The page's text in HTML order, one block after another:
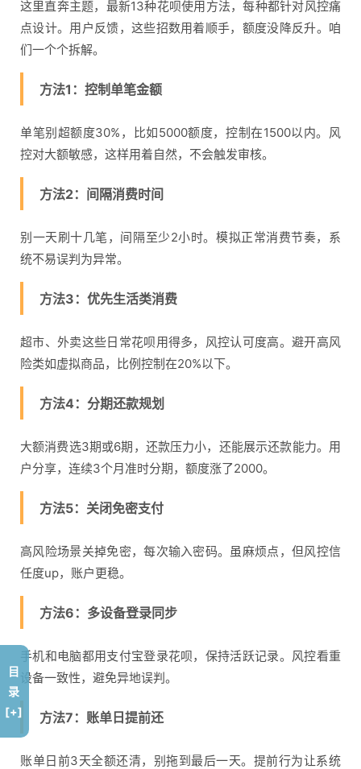
这里直奔主题，最新13种花呗使用方法，每种都针对风控痛
点设计。用户反馈，这些招数用着顺手，额度没降反升。咱
们一个个拆解。
方法1：控制单笔金额
单笔别超额度30%，比如5000额度，控制在1500以内。风
控对大额敏感，这样用着自然，不会触发审核。
方法2：间隔消费时间
别一天刷十几笔，间隔至少2小时。模拟正常消费节奏，系
统不易误判为异常。
方法3：优先生活类消费
超市、外卖这些日常花呗用得多，风控认可度高。避开高风
险类如虚拟商品，比例控制在20%以下。
方法4：分期还款规划
大额消费选3期或6期，还款压力小，还能展示还款能力。用
户分享，连续3个月准时分期，额度涨了2000。
方法5：关闭免密支付
高风险场景关掉免密，每次输入密码。虽麻烦点，但风控信
任度up，账户更稳。
方法6：多设备登录同步
手机和电脑都用支付宝登录花呗，保持活跃记录。风控看重
设备一致性，避免异地误判。
方法7：账单日提前还
账单日前3天全额还清，别拖到最后一天。提前行为让系统
目
录
[+]